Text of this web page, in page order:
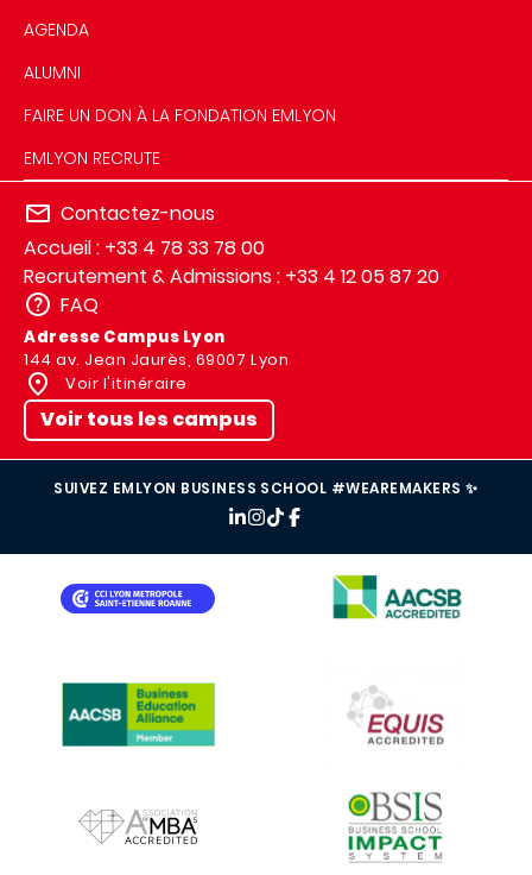
AGENDA
ALUMNI
FAIRE UN DON À LA FONDATION EMLYON
EMLYON RECRUTE
Contactez-nous
Accueil : +33 4 78 33 78 00
Recrutement & Admissions : +33 4 12 05 87 20
FAQ
Adresse Campus Lyon
144 av. Jean Jaurès, 69007 Lyon
Voir l'itinéraire
Voir tous les campus
SUIVEZ EMLYON BUSINESS SCHOOL #WEAREMAKERS ✨
IMAGE
IMAGE
IMAGE